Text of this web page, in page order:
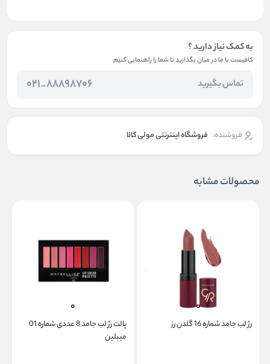
به کمک نیاز دارید ؟
کافیست با ما در میان بگذارید تا شما را راهنمایی کنیم
تماس بگیرید 88898706_021
فروشنده: فروشگاه اینترنتی مولی کالا
محصولات مشابه
رژ لب جامد شماره 16 گلدن رز
پالت رژ لب جامد 8 عددی شماره 01
میبلین